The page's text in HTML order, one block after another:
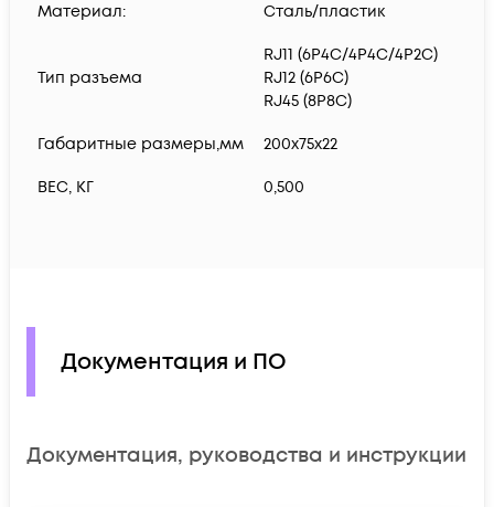
Материал: Сталь/пластик
Тип разъема
RJ11 (6P4C/4P4C/4P2C)
RJ12 (6P6C)
RJ45 (8P8C)
Габаритные размеры,мм 200х75х22
ВЕС, КГ 0,500
Документация и ПО
Документация, руководства и инструкции